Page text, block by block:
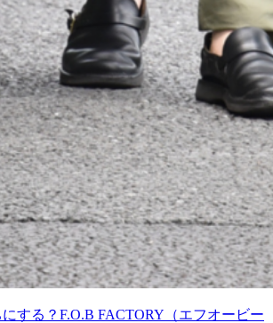
する？F.O.B FACTORY（エフオービー